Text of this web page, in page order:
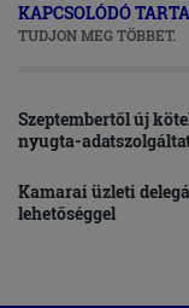
KAPCSOLÓDÓ
TUDJON MEG TÖBBET.
Szeptembertől új
nyugta-
Kamarai üzleti
lehetőséggel